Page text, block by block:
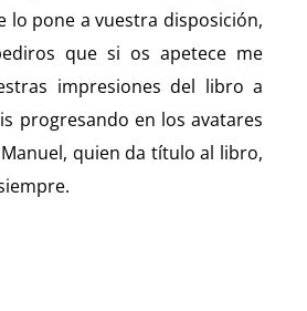
lo pone a vuestra disposición,
que si os apetece me
impresiones del libro a
progresando en los avatares
quien da título al libro,